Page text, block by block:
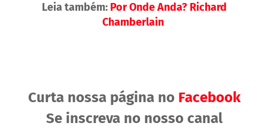
Leia também: Por Onde Anda? Richard
Chamberlain
Curta nossa página no Facebook
Se inscreva no nosso canal